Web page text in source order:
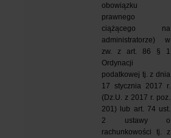
obowiązku
prawnego
ciążącego na
administratorze) w
zw. z art. 86 § 1
Ordynacji
podatkowej tj. z dnia
17 stycznia 2017 r.
(Dz.U. z 2017 r. poz.
201) lub art. 74 ust.
2 ustawy o
rachunkowości tj. z